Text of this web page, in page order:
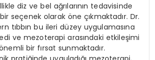
diz ve bel ağrılarının tedavisinde
seçenek olarak öne çıkmaktadır. Dr.
tıbbın bu ileri düzey uygulamasına
ve mezoterapi arasındaki etkileşimi
bir fırsat sunmaktadır.